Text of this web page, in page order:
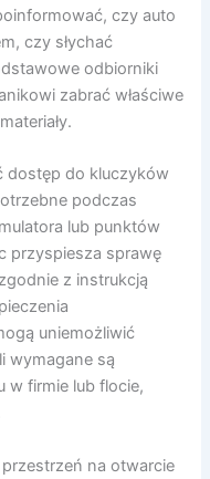
czy auto
czy słychać
odbiorniki
zabrać właściwe
dostęp do kluczyków
podczas
lub punktów
przyspiesza sprawę
z instrukcją
uniemożliwić
wymagane są
w firmie lub flocie,
na otwarcie